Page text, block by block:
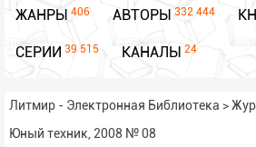
ЖАНРЫ 406 АВТОРЫ 332 444
СЕРИИ 39 515 КАНАЛЫ 24
Литмир - Электронная Библиотека >
Юный техник, 2008 № 08